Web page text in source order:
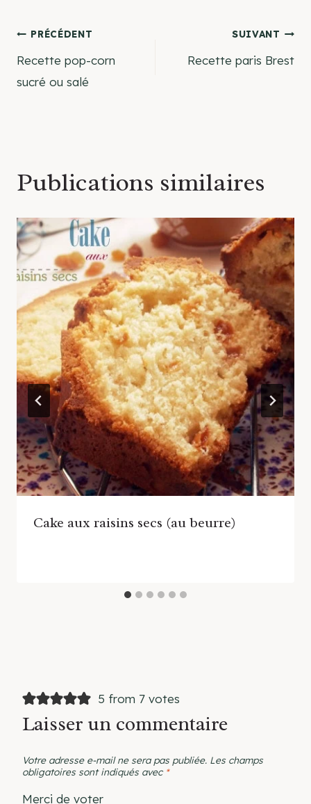
Navigation
de
PRÉCÉDENT
Recette pop-corn
sucré ou salé
SUIVANT
Recette paris Brest
Publications similaires
Cake aux raisins secs (au beurre)
5 from 7 votes
Laisser un commentaire
Votre adresse e-mail ne sera pas publiée. Les champs
obligatoires sont indiqués avec *
Merci de voter